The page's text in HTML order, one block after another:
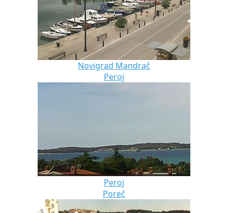
Novigrad Mandrač
Peroj
Peroj
Poreč